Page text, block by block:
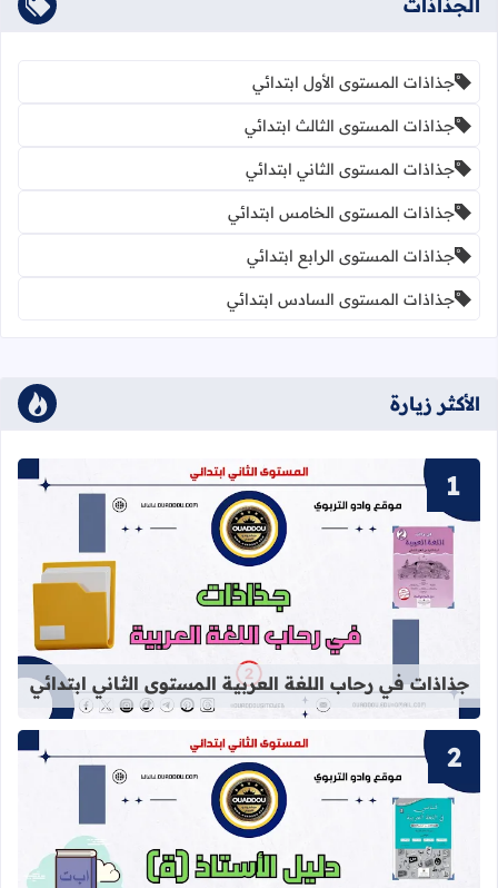
الجذاذات
جذاذات المستوى الأول ابتدائي
جذاذات المستوى الثالث ابتدائي
جذاذات المستوى الثاني ابتدائي
جذاذات المستوى الخامس ابتدائي
جذاذات المستوى الرابع ابتدائي
جذاذات المستوى السادس ابتدائي
الأكثر زيارة
قراءة المزيد عن جذاذات في رحاب
جذاذات في رحاب اللغة العربية المستوى الثاني ابتدائي
قراءة المزيد عن دليل الأستاذ (ة)